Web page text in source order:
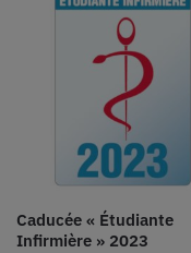
Caducée « Étudiante
Infirmière » 2023